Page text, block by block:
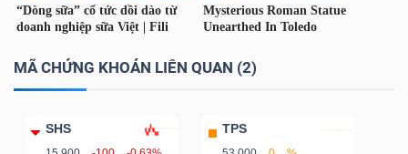
MÃ CHỨNG KHOÁN LIÊN QUAN (2)
SHS TPS
VỤ
THÔNG